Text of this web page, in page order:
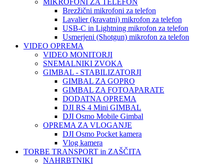
MIKROFONI ZA TELEFON
Brezžični mikrofoni za telefon
Lavalier (kravatni) mikrofon za telefon
USB-C in Lightning mikrofon za telefon
Usmerjeni (Shotgun) mikrofon za telefon
VIDEO OPREMA
VIDEO MONITORJI
SNEMALNIKI ZVOKA
GIMBAL - STABILIZATORJI
GIMBAL ZA GOPRO
GIMBAL ZA FOTOAPARATE
DODATNA OPREMA
DJI RS 4 Mini GIMBAL
DJI Osmo Mobile Gimbal
OPREMA ZA VLOGANJE
DJI Osmo Pocket kamera
Vlog kamera
TORBE TRANSPORT in ZAŠČITA
NAHRBTNIKI